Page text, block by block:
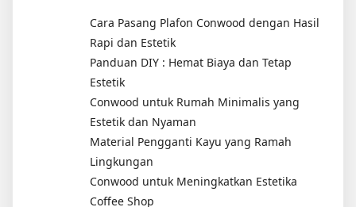
Cara Pasang Plafon Conwood dengan Hasil
Rapi dan Estetik
Panduan DIY : Hemat Biaya dan Tetap
Estetik
Conwood untuk Rumah Minimalis yang
Estetik dan Nyaman
Material Pengganti Kayu yang Ramah
Lingkungan
Conwood untuk Meningkatkan Estetika
Coffee Shop